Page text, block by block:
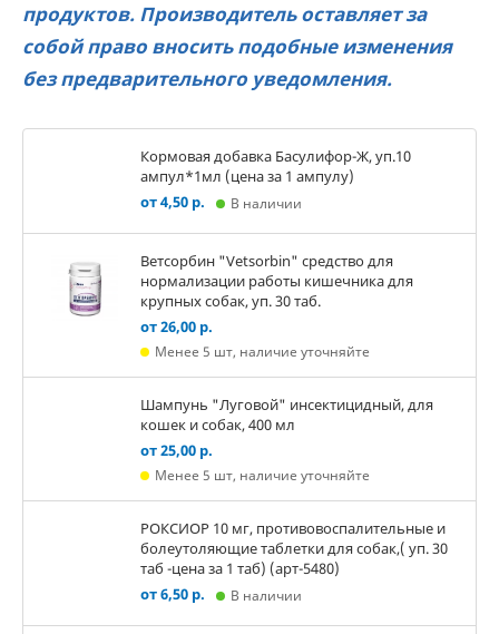
продуктов. Производитель оставляет за
собой право вносить подобные изменения
без предварительного уведомления.
Кормовая добавка Басулифор-Ж, уп.10
ампул*1мл (цена за 1 ампулу)
от 4,50 р.
В наличии
Ветсорбин "Vetsorbin" средство для
нормализации работы кишечника для
крупных собак, уп. 30 таб.
от 26,00 р.
Менее 5 шт, наличие уточняйте
Шампунь "Луговой" инсектицидный, для
кошек и собак, 400 мл
от 25,00 р.
Менее 5 шт, наличие уточняйте
РОКСИОР 10 мг, противовоспалительные и
болеутоляющие таблетки для собак,( уп. 30
таб -цена за 1 таб) (арт-5480)
от 6,50 р.
В наличии